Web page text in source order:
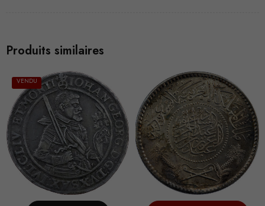
Produits similaires
VENDU